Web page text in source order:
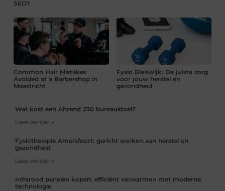
SEO?
Common Hair Mistakes
Avoided at a Barbershop in
Maastricht
Fysio Bleiswijk: De juiste zorg
voor jouw herstel en
gezondheid
Wat kost een Ahrend 230 bureaustoel?
Lees verder »
Fysiotherapie Amersfoort: gericht werken aan herstel en
gezondheid
Lees verder »
Infrarood panelen kopen: efficiënt verwarmen met moderne
technologie